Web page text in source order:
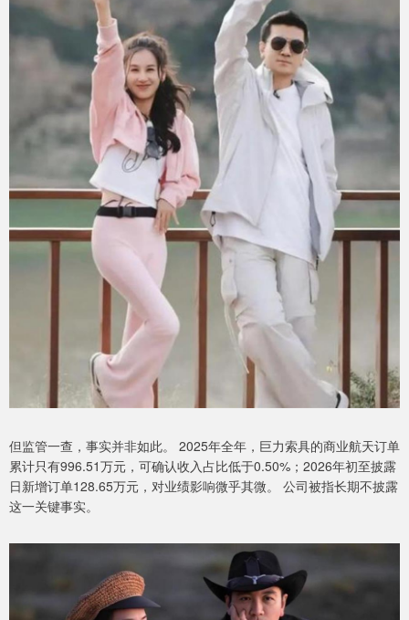
但监管一查，事实并非如此。 2025年全年，巨力索具的商业航天订单
累计只有996.51万元，可确认收入占比低于0.50%；2026年初至披露
日新增订单128.65万元，对业绩影响微乎其微。 公司被指长期不披露
这一关键事实。